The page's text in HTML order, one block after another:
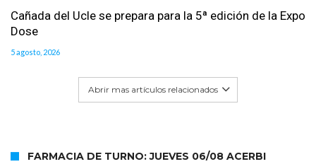
Cañada del Ucle se prepara para la 5ª edición de la Expo
Dose
5 agosto, 2026
Abrir mas artículos relacionados
FARMACIA DE TURNO: JUEVES 06/08 ACERBI